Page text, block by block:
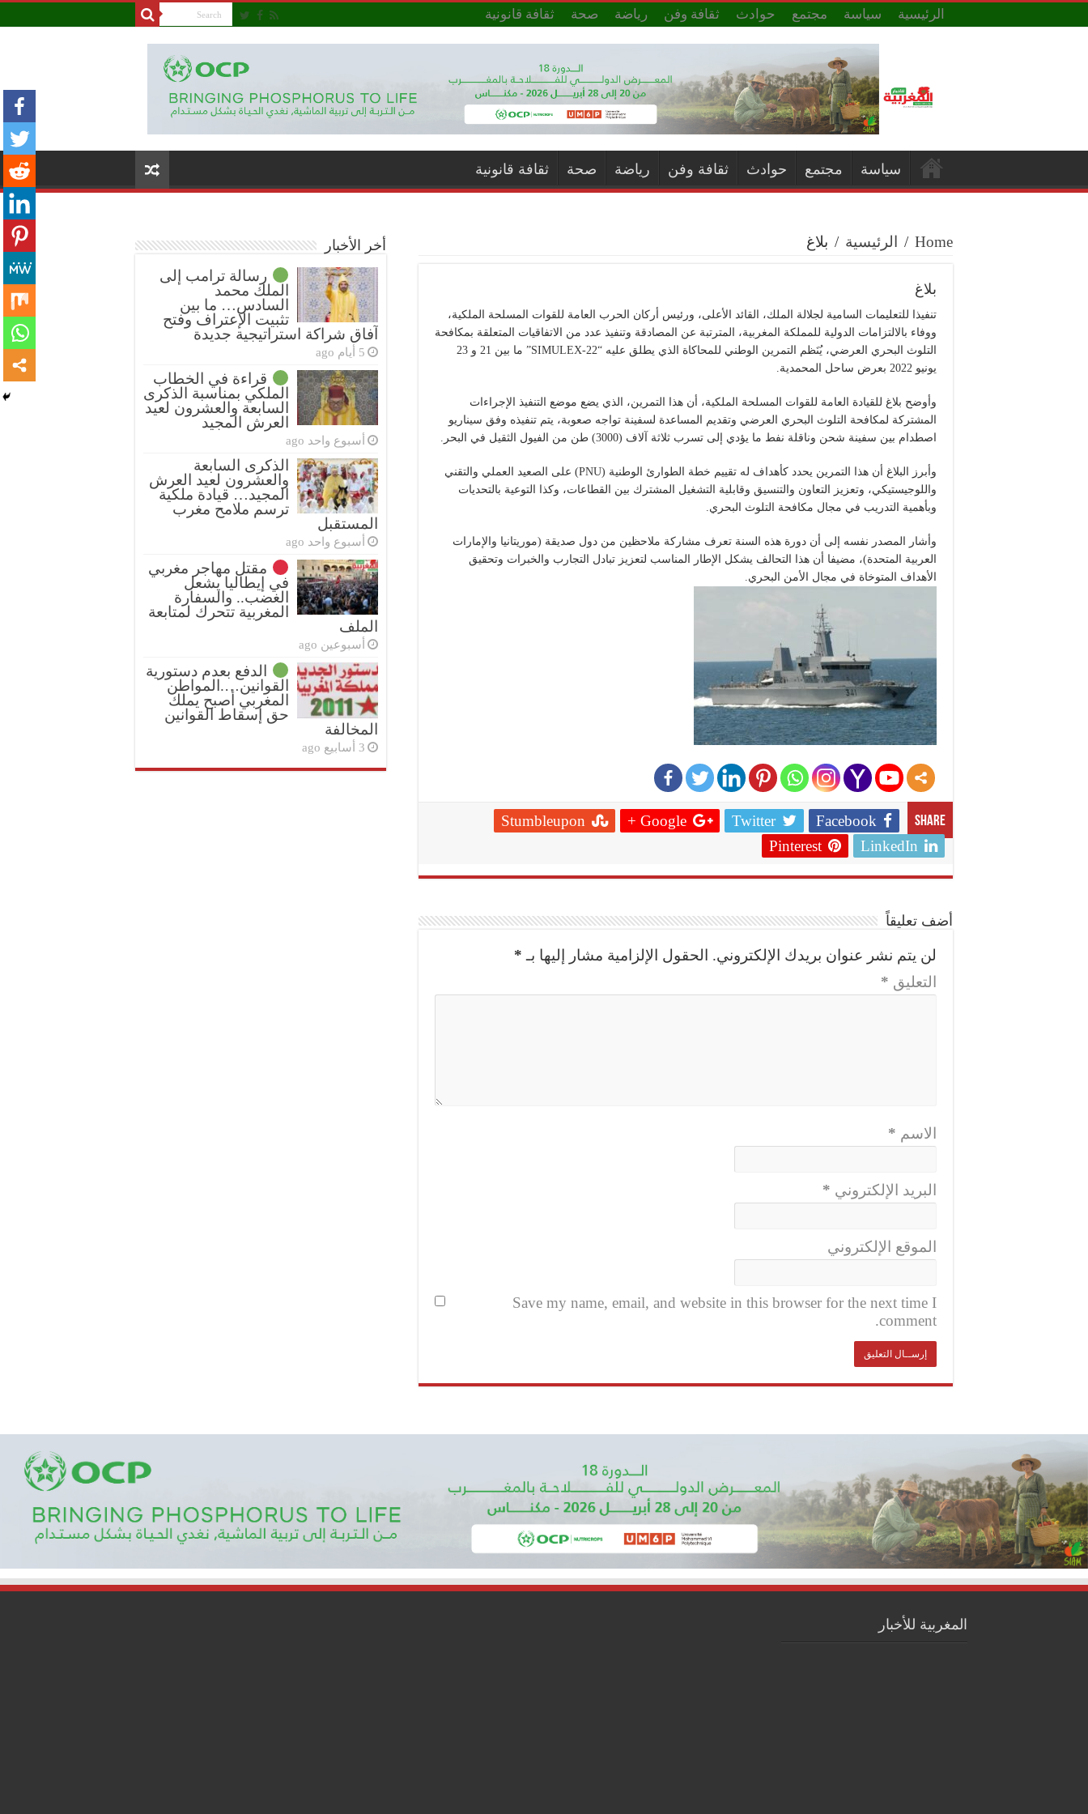
الرئيسية سياسة مجتمع حوادث ثقافة وفن رياضة صحة ثقافة قانونية
سياسة مجتمع حوادث ثقافة وفن رياضة صحة ثقافة قانونية
Home
/ الرئيسية / بلاغ
بلاغ
تنفيذا للتعليمات السامية لجلالة الملك، القائد الأعلى، ورئيس أركان الحرب العامة للقوات المسلحة الملكية،
ووفاء بالالتزامات الدولية للمملكة المغربية، المترتبة عن المصادقة وتنفيذ عدد من الاتفاقيات المتعلقة بمكافحة
التلوث البحري العرضي، يُنَظم التمرين الوطني للمحاكاة الذي يطلق عليه “SIMULEX-22” ما بين 21 و 23
يونيو 2022 بعرض ساحل المحمدية.
وأوضح بلاغ للقيادة العامة للقوات المسلحة الملكية، أن هذا التمرين، الذي يضع موضع التنفيذ الإجراءات
المشتركة لمكافحة التلوث البحري العرضي وتقديم المساعدة لسفينة تواجه صعوبة، يتم تنفيذه وفق سيناريو
اصطدام بين سفينة شحن وناقلة نفط ما يؤدي إلى تسرب ثلاثة آلاف (3000) طن من الفيول الثقيل في البحر.
وأبرز البلاغ أن هذا التمرين يحدد كأهداف له تقييم خطة الطوارئ الوطنية (PNU) على الصعيد العملي والتقني
واللوجيستيكي، وتعزيز التعاون والتنسيق وقابلية التشغيل المشترك بين القطاعات، وكذا التوعية بالتحديات
وبأهمية التدريب في مجال مكافحة التلوث البحري.
وأشار المصدر نفسه إلى أن دورة هذه السنة تعرف مشاركة ملاحظين من دول صديقة (موريتانيا والإمارات
العربية المتحدة)، مضيفا أن هذا التحالف يشكل الإطار المناسب لتعزيز تبادل التجارب والخبرات وتحقيق
الأهداف المتوخاة في مجال الأمن البحري.
Share
Facebook
Twitter
Google +
Stumbleupon
LinkedIn
Pinterest
أضف تعليقاً
لن يتم نشر عنوان بريدك الإلكتروني. الحقول الإلزامية مشار إليها بـ *
التعليق *
الاسم *
البريد الإلكتروني *
الموقع الإلكتروني
Save my name, email, and website in this browser for the next time I
comment.
أخر الأخبار
رسالة ترامب إلى
الملك محمد
السادس… ما بين
تثبيت الإعتراف وفتح
آفاق شراكة استراتيجية جديدة
5 أيام ago
قراءة في الخطاب
الملكي بمناسبة الذكرى
السابعة والعشرون لعيد
العرش المجيد
أسبوع واحد ago
الذكرى السابعة
والعشرون لعيد العرش
المجيد… قيادة ملكية
ترسم ملامح مغرب
المستقبل
أسبوع واحد ago
مقتل مهاجر مغربي
في إيطاليا يشعل
الغضب.. والسفارة
المغربية تتحرك لمتابعة
الملف
أسبوعين ago
الدفع بعدم دستورية
القوانين….المواطن
المغربي أصبح يملك
حق إسقاط القوانين
المخالفة
3 أسابيع ago
المغربية للأخبار